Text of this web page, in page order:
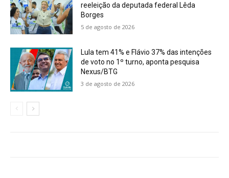
reeleição da deputada federal Lêda
Borges
5 de agosto de 2026
Lula tem 41% e Flávio 37% das intenções
de voto no 1º turno, aponta pesquisa
Nexus/BTG
3 de agosto de 2026